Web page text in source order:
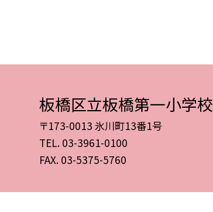
板橋区立板橋第一小学校
〒173-0013 氷川町13番1号
TEL. 03-3961-0100
FAX. 03-5375-5760